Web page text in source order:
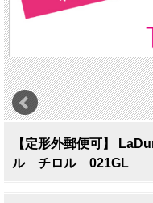
【定形外郵便可】
ル チロル 021GL